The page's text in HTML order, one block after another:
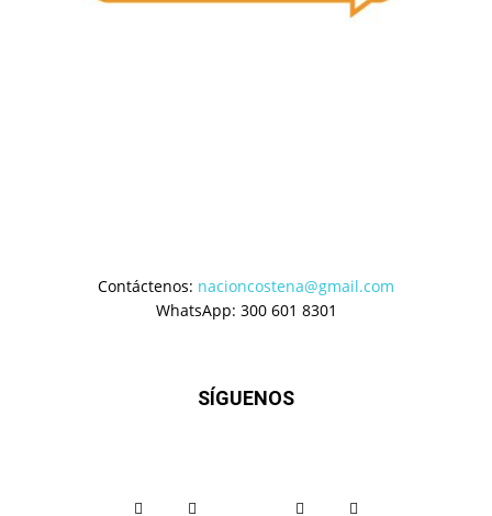
Contáctenos: nacioncostena@gmail.com
WhatsApp: 300 601 8301
SÍGUENOS